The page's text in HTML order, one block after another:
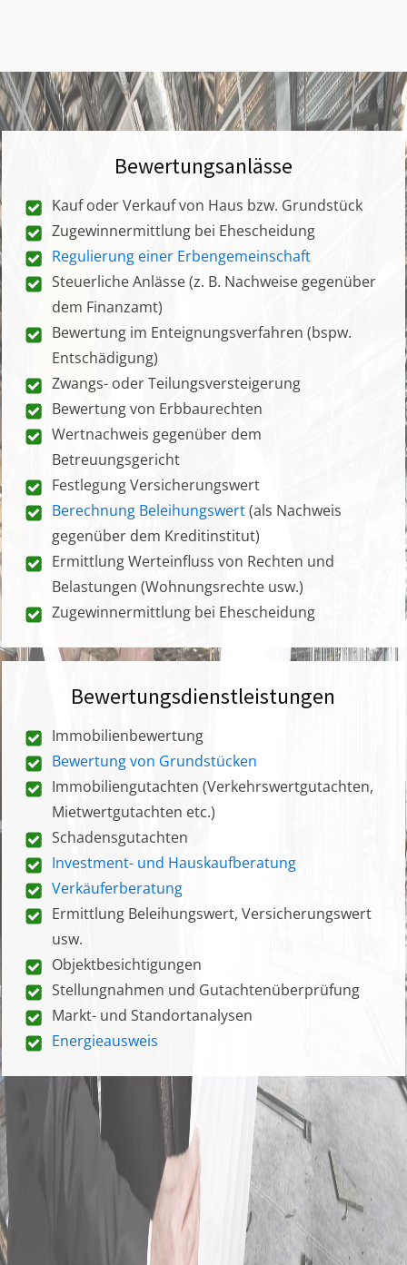
Bewertungsanlässe
Kauf oder Verkauf von Haus bzw. Grundstück
Zugewinnermittlung bei Ehescheidung
Regulierung einer Erbengemeinschaft
Steuerliche Anlässe (z. B. Nachweise gegenüber
dem Finanzamt)
Bewertung im Enteignungsverfahren (bspw.
Entschädigung)
Zwangs- oder Teilungsversteigerung
Bewertung von Erbbaurechten
Wertnachweis gegenüber dem
Betreuungsgericht
Festlegung Versicherungswert
Berechnung Beleihungswert(als Nachweis
gegenüber dem Kreditinstitut)
Ermittlung Werteinfluss von Rechten und
Belastungen (Wohnungsrechte usw.)
Zugewinnermittlung bei Ehescheidung
Bewertungsdienstleistungen
Immobilienbewertung
Bewertung von Grundstücken
Immobiliengutachten (Verkehrswertgutachten,
Mietwertgutachten etc.)
Schadensgutachten
Investment- und Hauskaufberatung
Verkäuferberatung
Ermittlung Beleihungswert, Versicherungswert
usw.
Objektbesichtigungen
Stellungnahmen und Gutachtenüberprüfung
Markt- und Standortanalysen
Energieausweis